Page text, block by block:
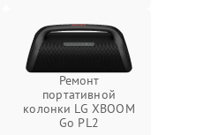
Ремонт
портативной
колонки LG XBOOM
Go PL2